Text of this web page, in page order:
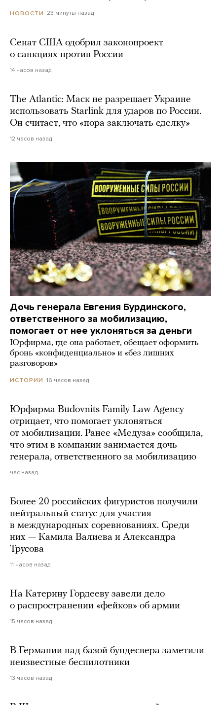
НОВОСТИ 23 минуты назад
Сенат США одобрил законопроект
о санкциях против России
14 часов назад
The Atlantic: Маск не разрешает Украине
использовать Starlink для ударов по России.
Он считает, что «пора заключать сделку»
12 часов назад
Дочь генерала Евгения Бурдинского,
ответственного за мобилизацию,
помогает от нее уклоняться за деньги
Юрфирма, где она работает, обещает оформить
бронь «конфиденциально» и «без лишних
разговоров»
ИСТОРИИ 16 часов назад
Юрфирма Budovnits Family Law Agency
отрицает, что помогает уклоняться
от мобилизации. Ранее «Медуза» сообщила,
что этим в компании занимается дочь
генерала, ответственного за мобилизацию
час назад
Более 20 российских фигуристов получили
нейтральный статус для участия
в международных соревнованиях. Среди
них — Камила Валиева и Александра
Трусова
11 часов назад
На Катерину Гордееву завели дело
о распространении «фейков» об армии
15 часов назад
В Германии над базой бундесвера заметили
неизвестные беспилотники
13 часов назад